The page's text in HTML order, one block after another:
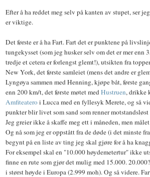
Efter å ha reddet meg selv på kanten av stupet, ser
er viktige.
Det første er å ha Fart. Fart det er punktene på
tungekysset (som jeg husker selv om det er mer enn
tredje et cetera er forlengst glemt!), utsikten fra
New York, det første samleiet (mens det andre er
Lyngøya sammen med Henning, kjøpe båt, første
enn 200 km/t, det første møtet medHustruen, drikke
Amfiteateroi Lucca med en fyllesyk Merete, og så
punkter blir livet som sand som renner
Jeg greier ikke å skaffe meg ett i måneden, men
Og nå som jeg er oppstått fra de døde (i det minste
begynt på en liste av ting jeg skal gjøre for å ha
For eksempel skal en "10.000 høydemetertur" ikke
finne en rute som gjør det mulig med 15.000.
i størst høyde i Europa (2.999 moh). Og så videre.